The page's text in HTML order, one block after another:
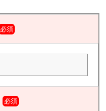
必須
必須